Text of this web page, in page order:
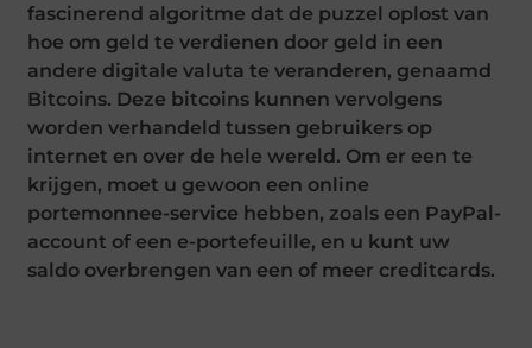
fascinerend algoritme dat de puzzel oplost van
hoe om geld te verdienen door geld in een
andere digitale valuta te veranderen, genaamd
Bitcoins. Deze bitcoins kunnen vervolgens
worden verhandeld tussen gebruikers op
internet en over de hele wereld. Om er een te
krijgen, moet u gewoon een online
portemonnee-service hebben, zoals een PayPal-
account of een e-portefeuille, en u kunt uw
saldo overbrengen van een of meer creditcards.